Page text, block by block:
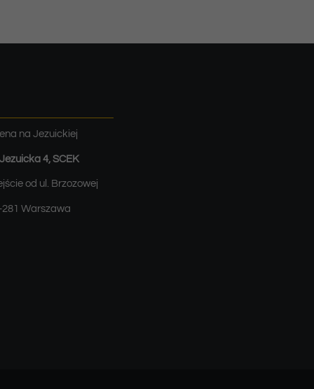
na Jezuickiej
4, SCEK
od ul. Brzozowej
281 Warszawa